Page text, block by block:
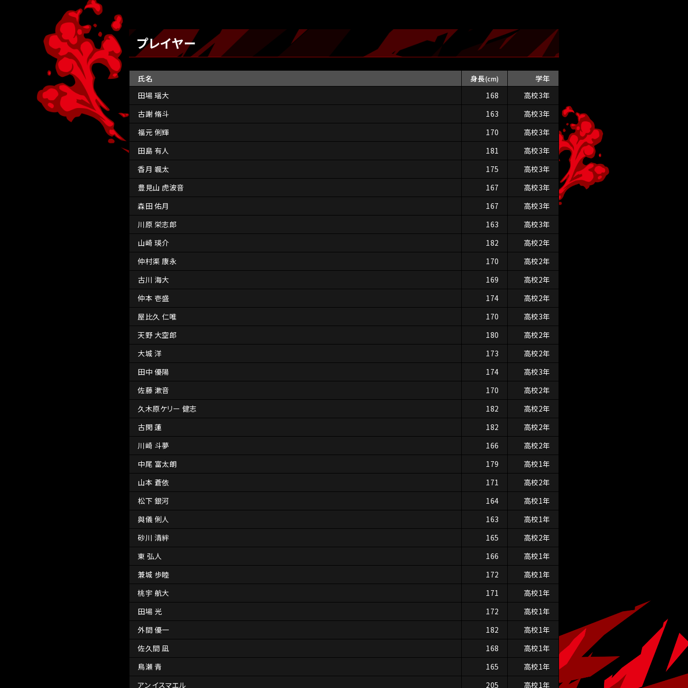
プレイヤー
氏名 身長(cm)
学年
田場 瑶大
168
高校3年
古謝 脩斗
163
高校3年
福元 俐輝
170
高校3年
田島 有人
181
高校3年
香月 颯太
175
高校3年
豊見山 虎波音
167
高校3年
森田 佑月
167
高校3年
川原 栄志郎
163
高校3年
山崎 瑛介
182
高校2年
仲村渠 康永
170
高校2年
古川 海大
169
高校2年
仲本 壱盛
174
高校2年
屋比久 仁唯
170
高校3年
天野 大空郎
180
高校2年
大城 洋
173
高校2年
田中 優陽
174
高校3年
佐藤 漱音
170
高校2年
久木原ケリー 健志
182
高校2年
古閑 蓮
182
高校2年
川崎 斗夢
166
高校2年
中尾 富太朗
179
高校1年
山本 蒼依
171
高校2年
松下 銀河
164
高校1年
與儀 俐人
163
高校1年
砂川 清絆
165
高校2年
東 弘人
166
高校1年
兼城 歩睦
172
高校1年
桃宇 航大
171
高校1年
田場 光
172
高校1年
外間 優一
182
高校1年
佐久間 凪
168
高校1年
鳥瀬 青
165
高校1年
アン イスマエル
205 高校1年